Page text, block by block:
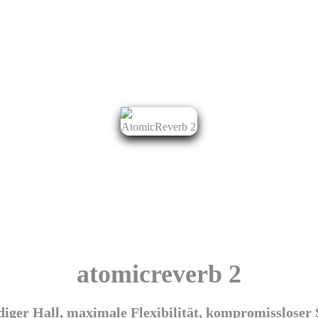
atomicreverb 2
Hall, maximale Flexibilität, kompromissloser